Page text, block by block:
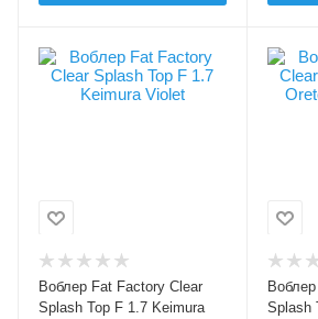
Цвет приманки
Keimura Violet
Длина приманки, мм
Вес приманки, гр
1.7
Воблер Fat Factory Clear
Splash Top F 1.7 Keimura
Цвет
Длина
Вес
1.7
Splash